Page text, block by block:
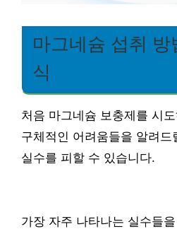
마그네슘 섭취 방
식
처음 마그네슘 보충제를 시
구체적인 어려움들을 알려
실수를 피할 수 있습니다.
가장 자주 나타나는 실수들